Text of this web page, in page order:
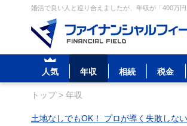
婚活で良い人と巡り合えましたが、年収が「400万
人気 年収 相続 税金
トップ> 年収
土地なしでもOK！ プロが導く失敗しな